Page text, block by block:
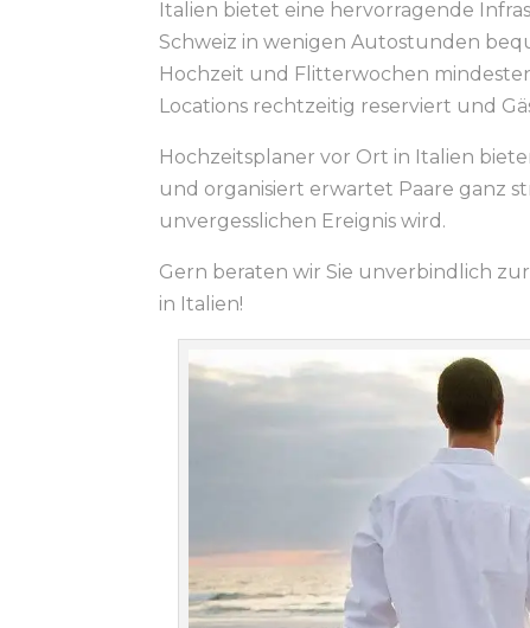
Italien bietet eine hervorragende
Schweiz in wenigen Autostunden
Hochzeit und Flitterwochen
Locations rechtzeitig reserviert und
Hochzeitsplaner vor Ort in Italien
und organisiert erwartet Paare ganz
unvergesslichen Ereignis wird.
Gern beraten wir Sie unverbindlich
in Italien!